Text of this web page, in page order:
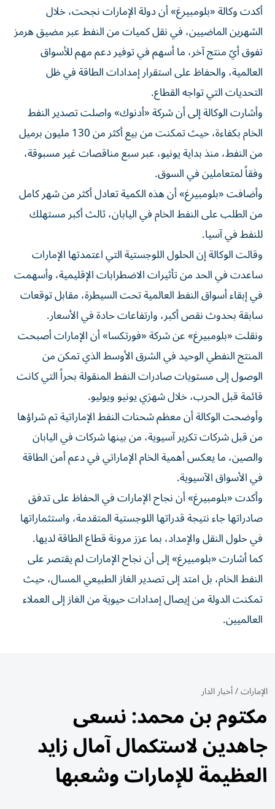
أكدت وكالة «بلومبيرغ» أن دولة الإمارات نجحت، خلال
الشهرين الماضيين، في نقل كميات من النفط عبر مضيق هرمز
تفوق أيّ منتج آخر، ما أسهم في توفير دعم مهم للأسواق
العالمية، والحفاظ على استقرار إمدادات الطاقة في ظل
التحديات التي تواجه القطاع.
وأشارت الوكالة إلى أن شركة «أدنوك» واصلت تصدير النفط
الخام بكفاءة، حيث تمكنت من بيع أكثر من 130 مليون برميل
من النفط، منذ بداية يونيو، عبر سبع مناقصات غير مسبوقة،
وفقاً لمتعاملين في السوق.
وأضافت «بلومبيرغ» أن هذه الكمية تعادل أكثر من شهر كامل
من الطلب على النفط الخام في اليابان، ثالث أكبر مستهلك
للنفط في آسيا.
وقالت الوكالة إن الحلول اللوجستية التي اعتمدتها الإمارات
ساعدت في الحد من تأثيرات الاضطرابات الإقليمية، وأسهمت
في إبقاء أسواق النفط العالمية تحت السيطرة، مقابل توقعات
سابقة بحدوث نقص أكبر، وارتفاعات حادة في الأسعار.
ونقلت «بلومبيرغ» عن شركة «فورتكسا» أن الإمارات أصبحت
المنتج النفطي الوحيد في الشرق الأوسط الذي تمكن من
الوصول إلى مستويات صادرات النفط المنقولة بحراً التي كانت
قائمة قبل الحرب، خلال شهرَي يونيو ويوليو.
وأوضحت الوكالة أن معظم شحنات النفط الإماراتية تم شراؤها
من قبل شركات تكرير آسيوية، من بينها شركات في اليابان
والصين، ما يعكس أهمية الخام الإماراتي في دعم أمن الطاقة
في الأسواق الآسيوية.
وأكدت «بلومبيرغ» أن نجاح الإمارات في الحفاظ على تدفق
صادراتها جاء نتيجة قدراتها اللوجستية المتقدمة، واستثماراتها
في حلول النقل والإمداد، بما عزز مرونة قطاع الطاقة لديها.
كما أشارت «بلومبيرغ» إلى أن نجاح الإمارات لم يقتصر على
النفط الخام، بل امتد إلى تصدير الغاز الطبيعي المسال، حيث
تمكنت الدولة من إيصال إمدادات حيوية من الغاز إلى العملاء
العالميين.
الإمارات/أخبار الدار
مكتوم بن محمد: نسعى
جاهدين لاستكمال آمال زايد
العظيمة للإمارات وشعبها